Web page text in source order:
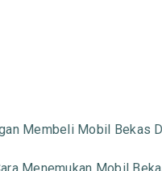
Membeli Mobil Bekas